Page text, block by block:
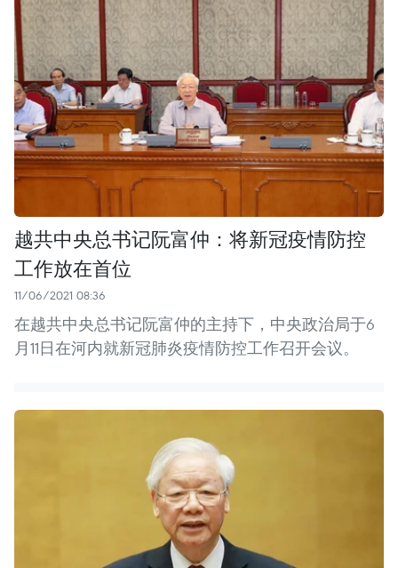
越共中央总书记阮富仲：将新冠疫情防控
工作放在首位
11/06/2021 08:36
在越共中央总书记阮富仲的主持下，中央政治局于6
月11日在河内就新冠肺炎疫情防控工作召开会议。